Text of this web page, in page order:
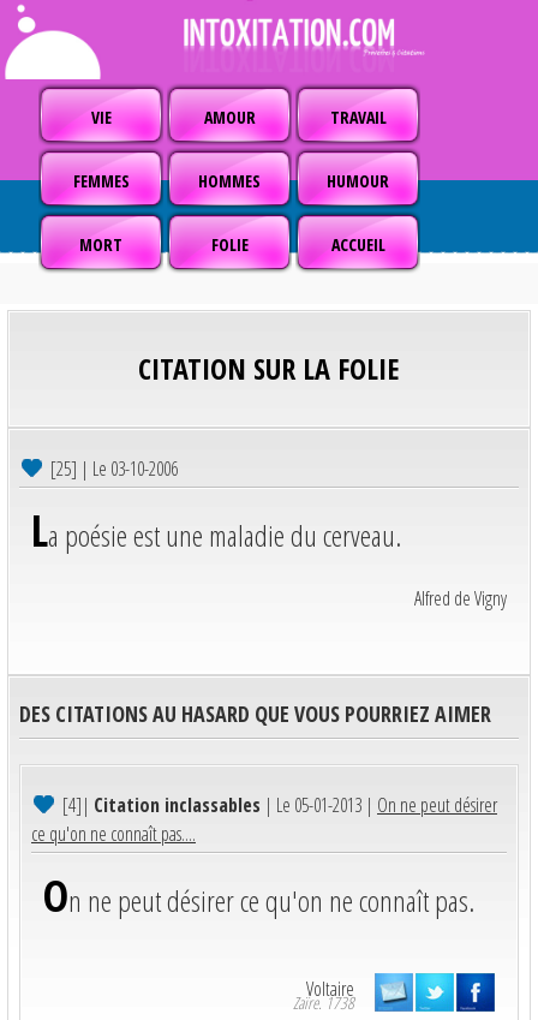
VIE AMOUR TRAVAIL
FEMMES HOMMES HUMOUR
MORT FOLIE ACCUEIL
CITATION SUR LA FOLIE
[25] | Le 03-10-2006
La poésie est une maladie du cerveau.
Alfred de Vigny
DES CITATIONS AU HASARD QUE VOUS POURRIEZ AIMER
[4]| Citation inclassables | Le 05-01-2013 | On ne peut désirer
ce qu'on ne connaît pas....
On ne peut désirer ce qu'on ne connaît pas.
Voltaire
Zaïre. 1738